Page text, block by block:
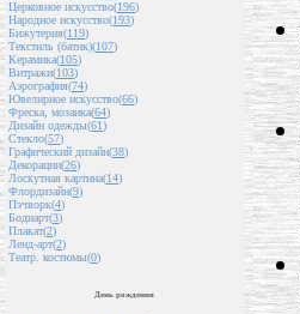
Церковное искусство(196)
Народное искусство(193)
Бижутерия(119)
Текстиль (батик)(107)
Керамика(105)
Витражи(103)
Аэрография(74)
Ювелирное искусство(66)
Фреска, мозаика(64)
Дизайн одежды(61)
Стекло(57)
Графический дизайн(38)
Декорации(26)
Лоскутная картина(14)
Флордизайн(9)
Пэчворк(4)
Бодиарт(3)
Плакат(2)
Ленд-арт(2)
Театр. костюмы(0)
День рождения